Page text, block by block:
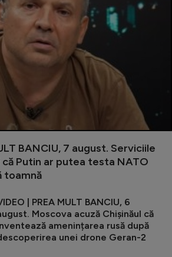
BANCIU, 7 august. Serviciile
că Putin ar putea testa NATO
toamnă
| PREA MULT BANCIU, 6
Moscova acuză Chișinăul că
amenințarea rusă după
unei drone Geran-2